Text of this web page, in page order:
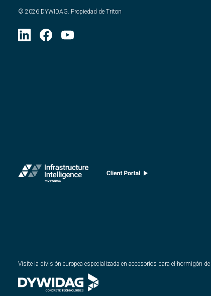
© 2026 DYWIDAG. Propiedad de Triton
Visite la división europea especializada en accesorios para el hormigón de